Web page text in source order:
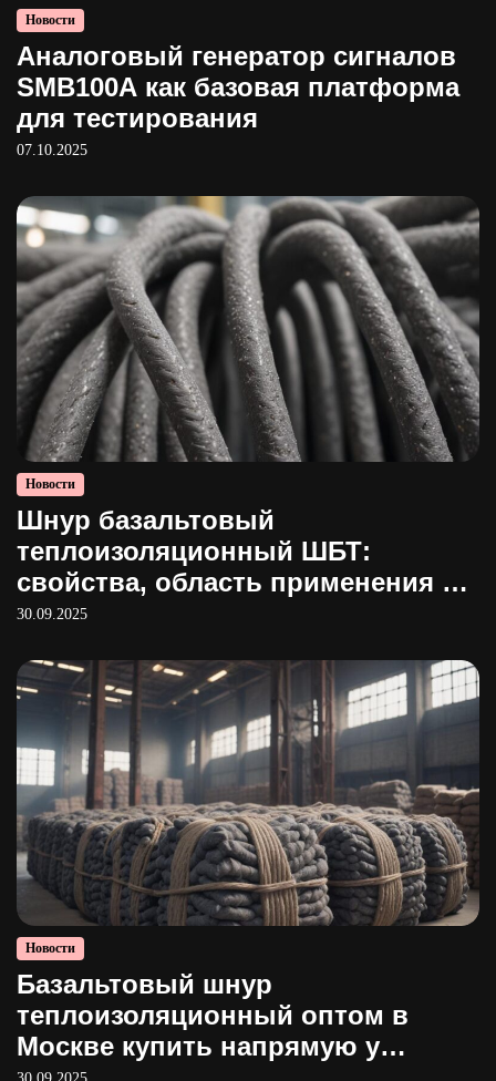
Новости
Аналоговый генератор сигналов
SMB100A как базовая платформа
для тестирования
07.10.2025
Новости
Шнур базальтовый
теплоизоляционный ШБТ:
свойства, область применения и
производство
30.09.2025
Новости
Базальтовый шнур
теплоизоляционный оптом в
Москве купить напрямую у